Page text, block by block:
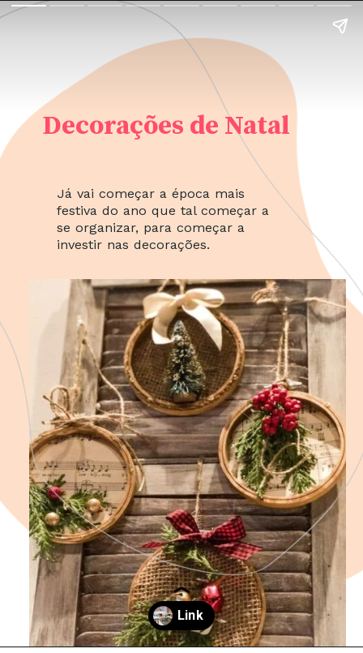
Já vai começar a época mais
festiva do ano que tal começar a
se organizar, para começar a
investir nas decorações.
Decorações de Natal